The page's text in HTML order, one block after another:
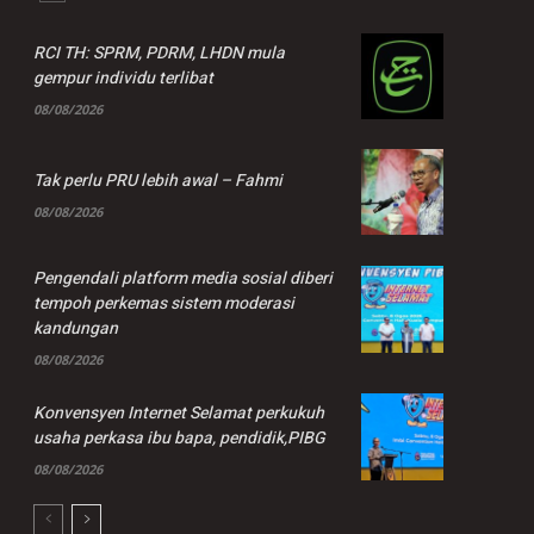
RCI TH: SPRM, PDRM, LHDN mula
gempur individu terlibat
08/08/2026
Tak perlu PRU lebih awal – Fahmi
08/08/2026
Pengendali platform media sosial diberi
tempoh perkemas sistem moderasi
kandungan
08/08/2026
Konvensyen Internet Selamat perkukuh
usaha perkasa ibu bapa, pendidik,PIBG
08/08/2026